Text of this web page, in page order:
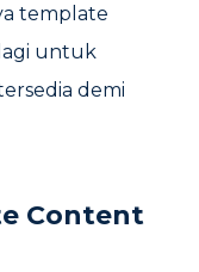
template
untuk
demi
Content